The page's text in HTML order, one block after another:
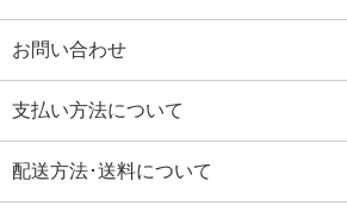
お問い合わせ
支払い方法について
配送方法･送料について